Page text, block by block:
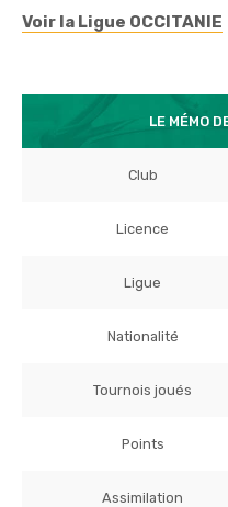
Voir la Ligue OCCITANIE
LE MÉMO
Club
Licence
Ligue
Nationalité
Tournois joués
Points
Assimilation